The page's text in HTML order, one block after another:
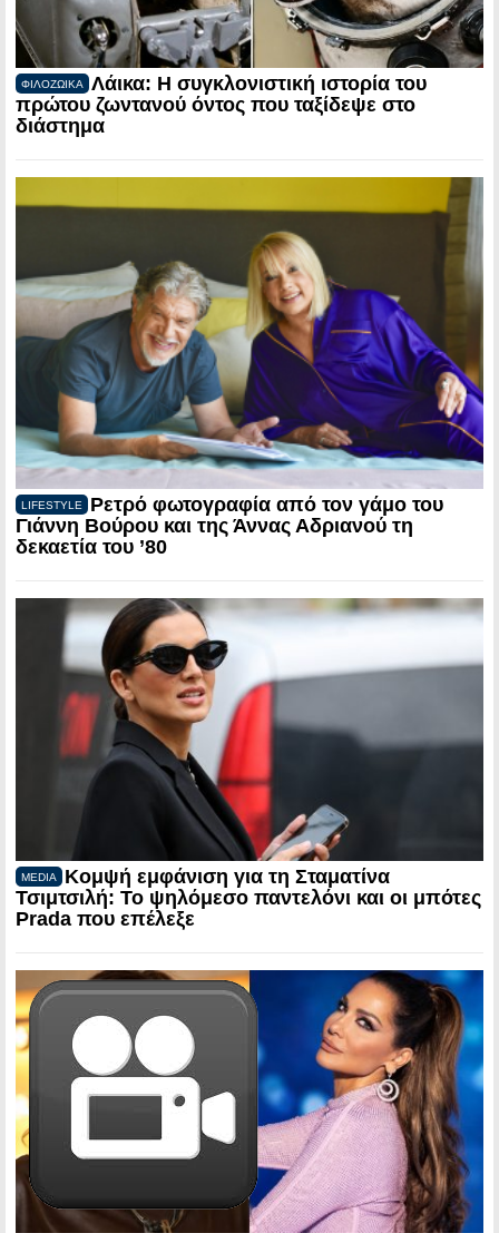
ΦΙΛΟΖΩΙΚΑ
Λάικα: Η συγκλονιστική ιστορία του
πρώτου ζωντανού όντος που ταξίδεψε στο
διάστημα
LIFESTYLE
Ρετρό φωτογραφία από τον γάμο του
Γιάννη Βούρου και της Άννας Αδριανού τη
δεκαετία του ’80
MEDIA
Κομψή εμφάνιση για τη Σταματίνα
Τσιμτσιλή: Το ψηλόμεσο παντελόνι και οι μπότες
Prada που επέλεξε